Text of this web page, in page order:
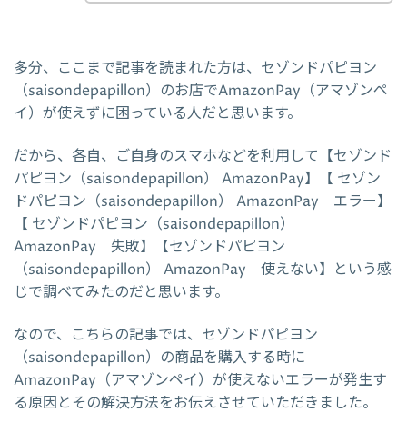
多分、ここまで記事を読まれた方は、セゾンドパピヨン
（saisondepapillon）のお店でAmazonPay（アマゾンペ
イ）が使えずに困っている人だと思います。
だから、各自、ご自身のスマホなどを利用して【セゾンド
パピヨン（saisondepapillon） AmazonPay】【 セゾン
ドパピヨン（saisondepapillon） AmazonPay エラー】
【 セゾンドパピヨン（saisondepapillon）
AmazonPay 失敗】【セゾンドパピヨン
（saisondepapillon） AmazonPay 使えない】という感
じで調べてみたのだと思います。
なので、こちらの記事では、セゾンドパピヨン
（saisondepapillon）の商品を購入する時に
AmazonPay（アマゾンペイ）が使えないエラーが発生す
る原因とその解決方法をお伝えさせていただきました。